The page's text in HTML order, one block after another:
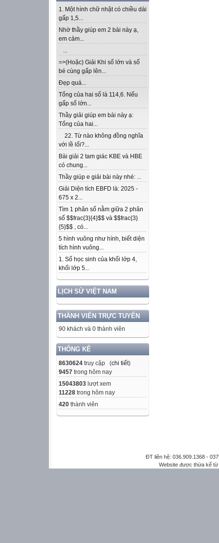
1. Một hình chữ nhật có chiều dài
gấp 1,5...
Nhờ thầy giúp em 2 bài này ạ,
em cảm...
...
=>(Hoặc) Giải Khi số lớn và số
bé cùng gấp lên...
Đẹp quá...
Tổng của hai số là 114,6. Nếu
gấp số lớn...
Thầy giải giúp em bài này ạ:
Tổng của hai...
22. Từ nào không đồng nghĩa
với lề lối?...
Bài giải 2 tam giác KBE và HBE
có chung...
Thầy giúp e giải bài này nhé: ...
Giải Diện tích EBFD là: 2025 -
675 x 2...
Tìm 1 phân số nằm giữa 2 phân
số $$frac{3}{4}$$ và $$frac{3}
{5}$$ , có...
5 hình vuông như hình, biết diện
tích hình vuông...
1. Số học sinh của khối lớp 4,
khối lớp 5...
LỊCH SỬ VIỆT NAM
THÀNH VIÊN TRỰC TUYẾN
90 khách và 0 thành viên
THỐNG KÊ
8630624 truy cập (chi tiết)
9457 trong hôm nay
15043803 lượt xem
11228 trong hôm nay
420 thành viên
ĐT liên hệ: 036.909.1368 -
Website được thừa kế từ